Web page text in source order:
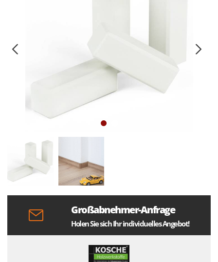
Großabnehmer-Anfrage
Holen Sie sich Ihr individuelles Angebot!